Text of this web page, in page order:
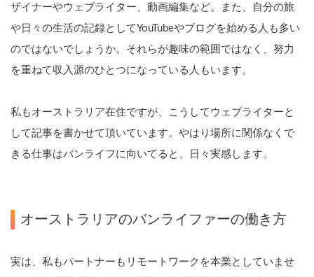
ザイナーやウェブライター、動画編集など。また、自分の旅
や日々の生活の記録としてYouTubeやブログを始める人も多い
のではないでしょうか。それらが趣味の範囲ではなく、努力
を重ねて収入源のひとつになっている人もいます。
私もオーストラリア在住ですが、こうしてウェブライターと
して記事を書かせて頂いています。やはり場所に関係なくで
きる仕事はバンライフに向いてると、日々実感します。
オーストラリアのバンライファーの働き方
実は、私もパートナーもリモートワークを本業としていませ